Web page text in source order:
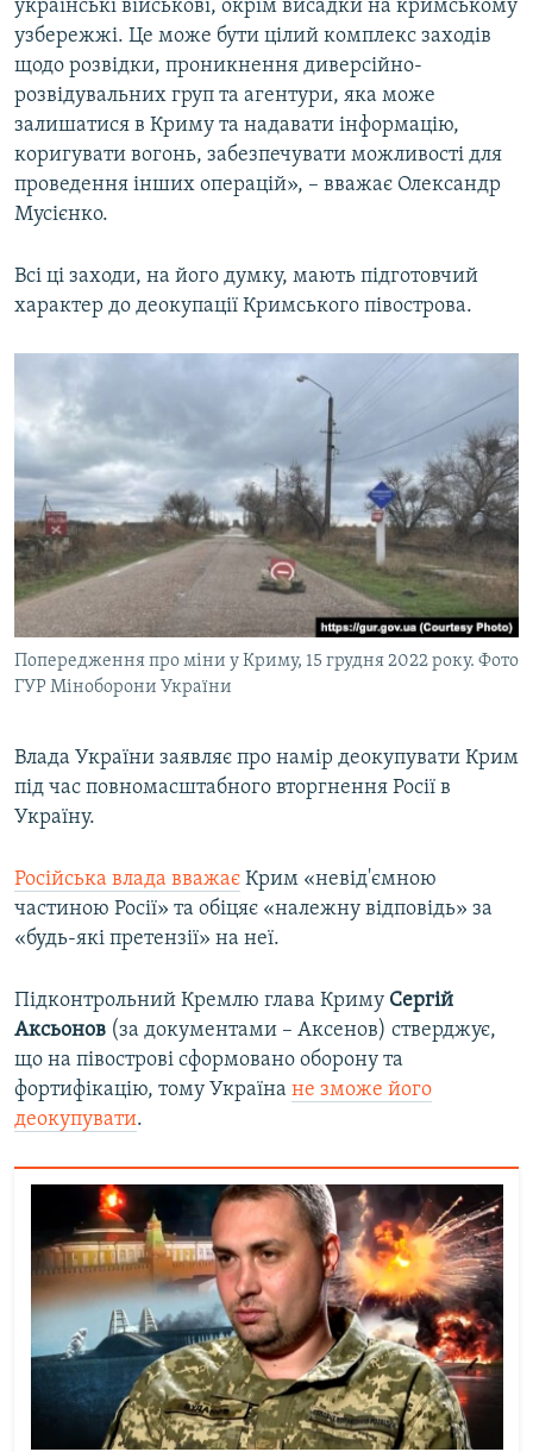
українські військові, окрім висадки на кримському
узбережжі. Це може бути цілий комплекс заходів
щодо розвідки, проникнення диверсійно-
розвідувальних груп та агентури, яка може
залишатися в Криму та надавати інформацію,
коригувати вогонь, забезпечувати можливості для
проведення інших операцій», – вважає Олександр
Мусієнко.
Всі ці заходи, на його думку, мають підготовчий
характер до деокупації Кримського півострова.
Попередження про міни у Криму, 15 грудня 2022 року. Фото
ГУР Міноборони України
Влада України заявляє про намір деокупувати Крим
під час повномасштабного вторгнення Росії в
Україну.
Російська влада вважає Крим «невід'ємною
частиною Росії» та обіцяє «належну відповідь» за
«будь-які претензії» на неї.
Підконтрольний Кремлю глава Криму Сергій
Аксьонов (за документами – Аксенов) стверджує,
що на півострові сформовано оборону та
фортифікацію, тому Україна не зможе його
деокупувати.